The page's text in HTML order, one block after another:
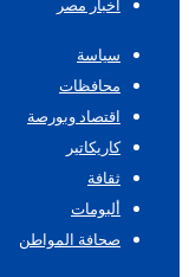
اخبار مصر
سياسة
محافظات
اقتصاد وبورصة
كاريكاتير
ثقافة
ألبومات
صحافة المواطن